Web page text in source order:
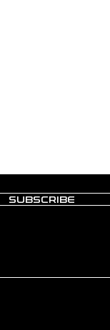
SUBSCRIBE